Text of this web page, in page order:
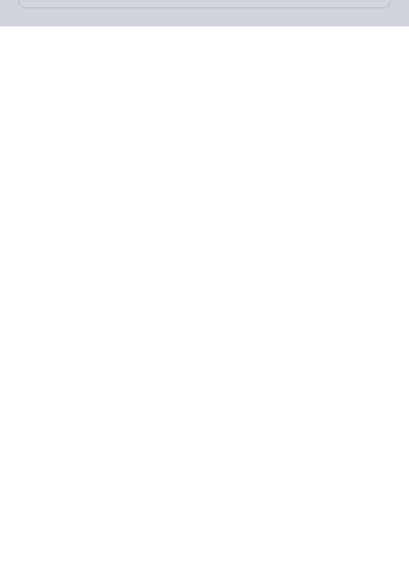
keyboard_arrow_down
Trở thành đối tác